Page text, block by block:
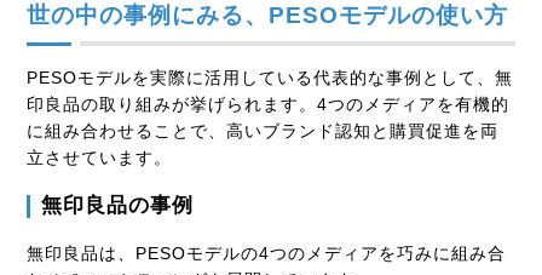
世の中の事例にみる、PESOモデルの使い方
PESOモデルを実際に活用している代表的な事例として、無
印良品の取り組みが挙げられます。4つのメディアを有機的
に組み合わせることで、高いブランド認知と購買促進を両
立させています。
無印良品の事例
無印良品は、PESOモデルの4つのメディアを巧みに組み合